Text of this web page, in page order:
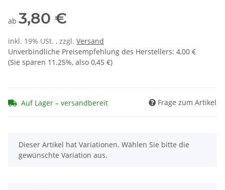
ab 3,80 €
inkl. 19% USt. , zzgl. Versand
Unverbindliche Preisempfehlung des Herstellers: 4,00 €
(Sie sparen 11.25%, also 0,45 €)
Auf Lager – versandbereit Frage zum Artikel
x
Dieser Artikel hat Variationen. Wählen Sie bitte die
gewünschte Variation aus.